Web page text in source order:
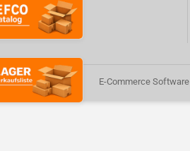
E-Commerce Software